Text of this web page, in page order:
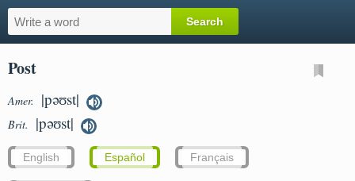
Post
Amer. |pəʊst|
Brit. |pəʊst|
English Español Français